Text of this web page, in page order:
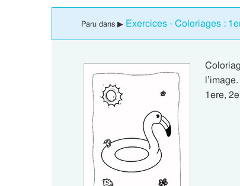
Paru dans ▶ Exercices - Coloriages :
1ere,